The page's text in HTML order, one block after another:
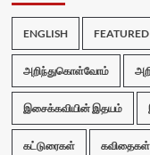
ENGLISH FEATURED
அறிந்துகொள்வோம்
இசைக்கவியின் இதயம்
கட்டுரைகள் கவிதைகள்